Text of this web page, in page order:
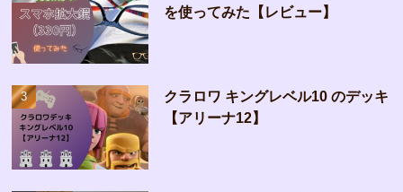
を使ってみた【レビュー】
クラロワ キングレベル10 のデッキ
【アリーナ12】